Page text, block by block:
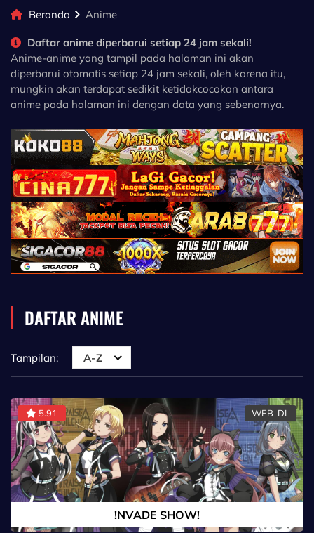
Beranda Anime
Daftar anime diperbarui setiap 24 jam sekali!
Anime-anime yang tampil pada halaman ini akan
diperbarui otomatis setiap 24 jam sekali, oleh karena itu,
mungkin akan terdapat sedikit ketidakcocokan antara
anime pada halaman ini dengan data yang sebenarnya.
DAFTAR ANIME
Tampilan: A-Z
5.91 WEB-DL
!NVADE SHOW!